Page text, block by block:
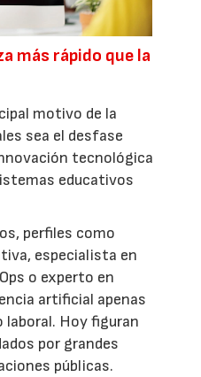
más rápido que la
motivo de la
sea el desfase
tecnológica
educativos
perfiles como
especialista en
o experto en
artificial apenas
laboral. Hoy figuran
por grandes
públicas.